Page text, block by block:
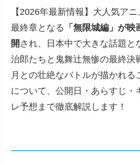
【2026年最新情報】大人気ア
最終章となる 「無限城編」が
開 され、日本中で大きな話題と
治郎たちと鬼舞辻無惨の最終決
月との壮絶なバトルが描かれる
について、公開日・あらすじ・
レ予想まで徹底解説します！